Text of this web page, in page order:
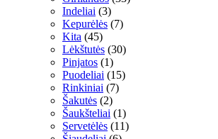
Indeliai (3)
Kepurėlės (7)
Kita (45)
Lėkštutės (30)
Pinjatos (1)
Puodeliai (15)
Rinkiniai (7)
Šakutės (2)
Šaukšteliai (1)
Servetėlės (11)